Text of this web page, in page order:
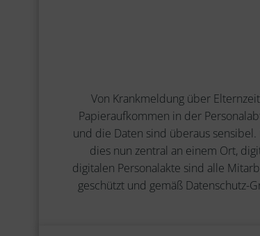
Von Krankmeldung über
Papieraufkommen in der
und die Daten sind überaus
dies nun zentral an einem Ort,
digitalen Personalakte sind alle
geschützt und gemäß Datenschutz-